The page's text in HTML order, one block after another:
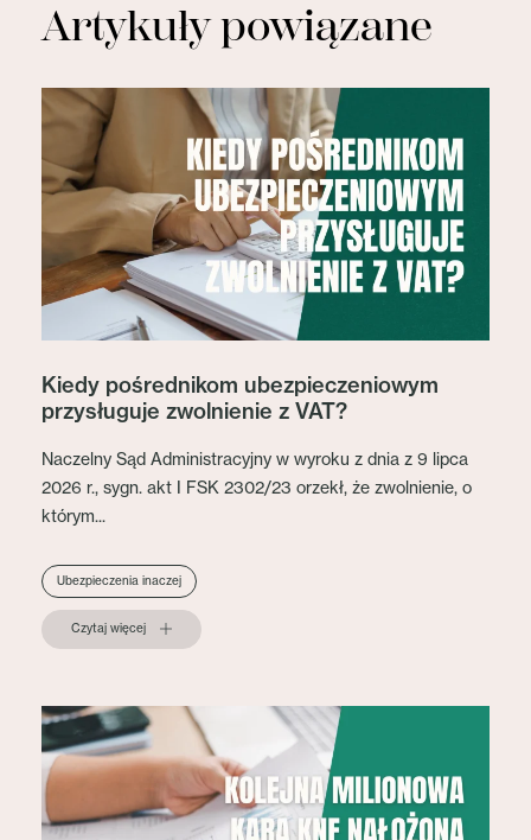
Artykuły powiązane
Kiedy pośrednikom ubezpieczeniowym
przysługuje zwolnienie z VAT?
Naczelny Sąd Administracyjny w wyroku z dnia z 9 lipca
2026 r., sygn. akt I FSK 2302/23 orzekł, że zwolnienie, o
którym...
Ubezpieczenia inaczej
Czytaj więcej